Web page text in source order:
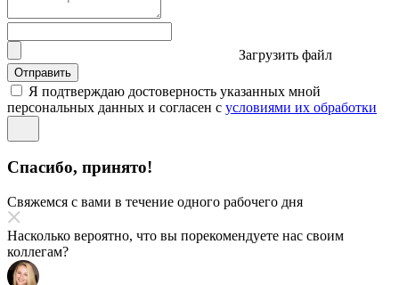
Загрузить файл
Отправить
Я подтверждаю достоверность указанных мной
персональных данных и согласен с условиями их обработки
Спасибо, принято!
Свяжемся с вами в течение одного рабочего дня
Насколько вероятно, что вы порекомендуете нас своим
коллегам?